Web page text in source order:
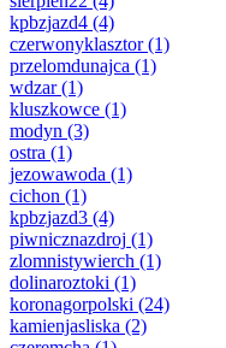
kpbzjazd4 (4)
czerwonyklasztor(1)
przelomdunajca (1)
wdzar(1)
kluszkowce (1)
modyn (3)
ostra (1)
jezowawoda (1)
cichon (1)
kpbzjazd3 (4)
piwnicznazdroj (1)
zlomnistywierch (1)
dolinaroztoki (1)
koronagorpolski (24)
kamienjasliska (2)